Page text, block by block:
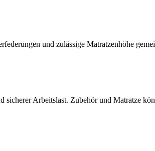
und zulässige Matratzenhöhe
sicherer Arbeitslast. Zubehör und Matratze